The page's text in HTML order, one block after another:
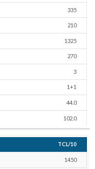
335
210
1325
270
3
1+1
44.0
102.0
TCL/10
1450